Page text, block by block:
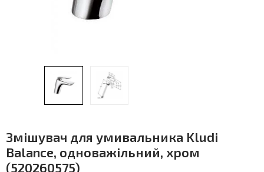
Змішувач для умивальника Kludi
Balance, одноважільний, хром
(520260575)